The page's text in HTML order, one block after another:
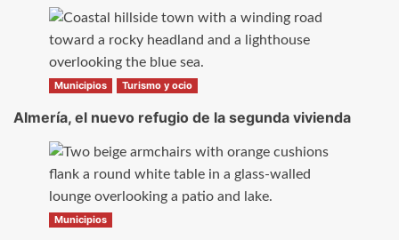
Municipios Turismo y ocio
Almería, el nuevo refugio de la segunda vivienda
Municipios